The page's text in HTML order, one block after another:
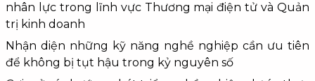
nhân lực trong lĩnh vực Thương mại điện tử và Quản
trị kinh doanh
Nhận diện những kỹ năng nghề nghiệp cần ưu tiên
để không bị tụt hậu trong kỷ nguyên số